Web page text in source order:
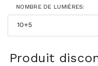
NOMBRE DE LUMIÈRES:
Produit